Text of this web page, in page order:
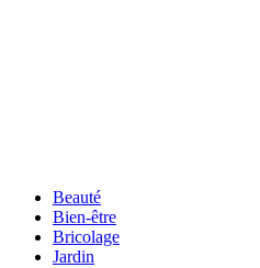
Beauté
Bien-être
Bricolage
Jardin